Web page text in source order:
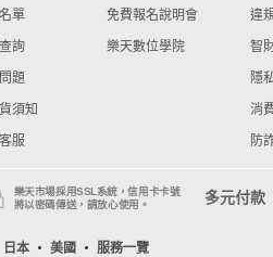
單
詢
題
須知
服
免費報名說明會
樂天數位學院
違
智
隱
消
防
樂天市場採用SSL系統，信用卡卡號
將以密碼傳送，請放心使用。
多元付款
日本 美國 服務一覽